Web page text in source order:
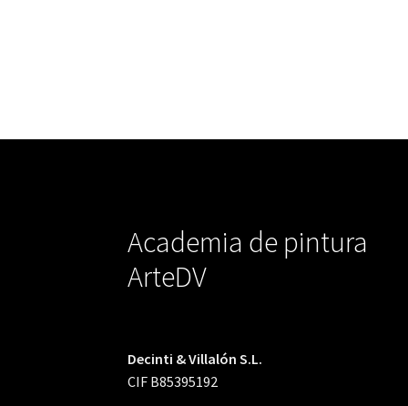
Academia de pintura
ArteDV
Decinti & Villalón S.L.
CIF B85395192